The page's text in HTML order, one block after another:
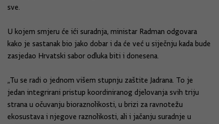
sve.
U kojem smjeru će ići suradnja, ministar Radman odgovara
kako je sastanak bio jako dobar i da će već u siječnju kada bude
zasjedao Hrvatski sabor odluka biti i donesena.
„Tu se radi o jednom višem stupnju zaštite Jadrana. To je
jedan integrirani pristup koordiniranog djelovanja svih triju
strana u očuvanju bioraznolikosti, u brizi za ravnotežu
ekosustava i njegove raznolikosti, ali i jačanju suradnje u